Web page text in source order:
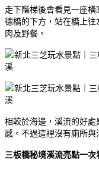
走下階梯後會看見一座
德橋的下方，站在橋上
肉及野餐。
相較於海邊，溪流的好
感。不過這裡沒有廁所與
三板橋秘境溪流亮點一次